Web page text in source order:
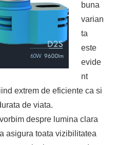
buna
varian
ta
este
evide
nt
extrem de eficiente ca si
de viata.
despre lumina clara
asigura toata vizibilitatea